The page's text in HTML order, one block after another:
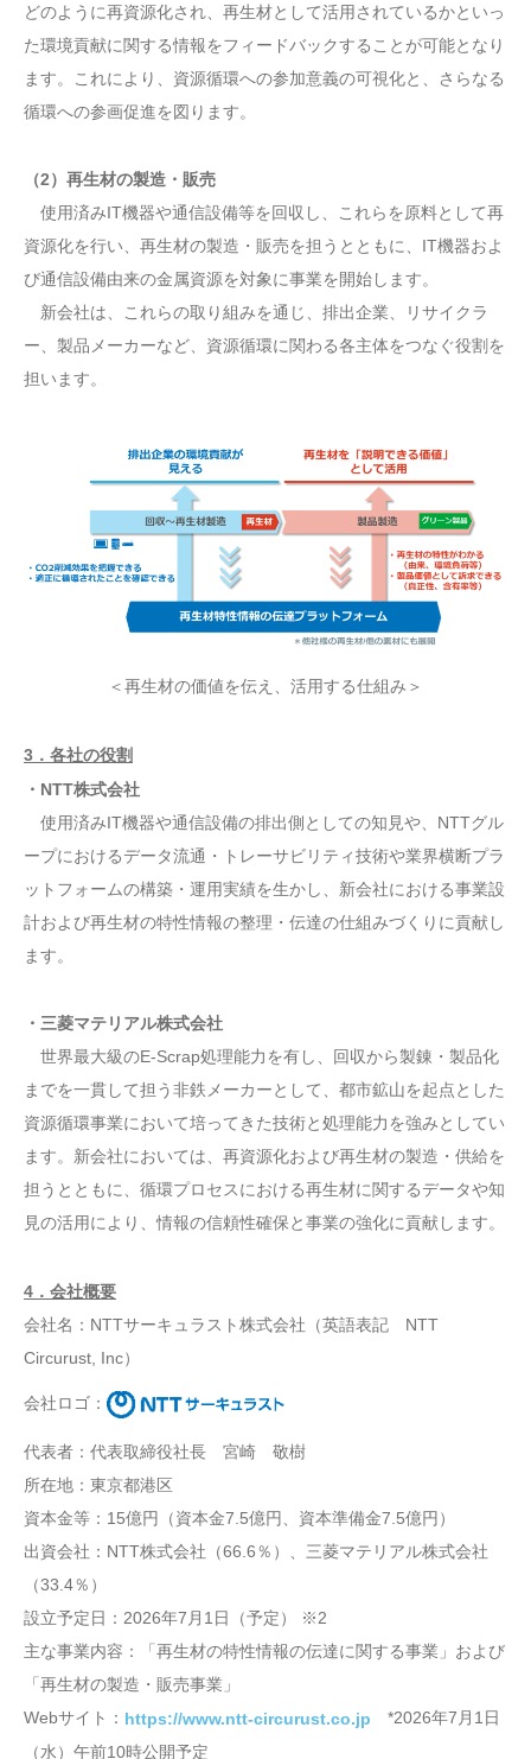
どのように再資源化され、再生材として活用されているかといっ
た環境貢献に関する情報をフィードバックすることが可能となり
ます。これにより、資源循環への参加意義の可視化と、さらなる
循環への参画促進を図ります。
（2）再生材の製造・販売
使用済みIT機器や通信設備等を回収し、これらを原料として再
資源化を行い、再生材の製造・販売を担うとともに、IT機器およ
び通信設備由来の金属資源を対象に事業を開始します。
新会社は、これらの取り組みを通じ、排出企業、リサイクラ
ー、製品メーカーなど、資源循環に関わる各主体をつなぐ役割を
担います。
＜再生材の価値を伝え、活用する仕組み＞
3．各社の役割
・NTT株式会社
使用済みIT機器や通信設備の排出側としての知見や、NTTグル
ープにおけるデータ流通・トレーサビリティ技術や業界横断プラ
ットフォームの構築・運用実績を生かし、新会社における事業設
計および再生材の特性情報の整理・伝達の仕組みづくりに貢献し
ます。
・三菱マテリアル株式会社
世界最大級のE-Scrap処理能力を有し、回収から製錬・製品化
までを一貫して担う非鉄メーカーとして、都市鉱山を起点とした
資源循環事業において培ってきた技術と処理能力を強みとしてい
ます。新会社においては、再資源化および再生材の製造・供給を
担うとともに、循環プロセスにおける再生材に関するデータや知
見の活用により、情報の信頼性確保と事業の強化に貢献します。
4．会社概要
会社名：NTTサーキュラスト株式会社（英語表記 NTT
Circurust, Inc）
会社ロゴ：
代表者：代表取締役社長 宮崎 敬樹
所在地：東京都港区
資本金等：15億円（資本金7.5億円、資本準備金7.5億円）
出資会社：NTT株式会社（66.6％）、三菱マテリアル株式会社
（33.4％）
設立予定日：2026年7月1日（予定） ※2
主な事業内容：「再生材の特性情報の伝達に関する事業」および
「再生材の製造・販売事業」
Webサイト： https://www.ntt-circurust.co.jp *2026年7月1日
（水）午前10時公開予定